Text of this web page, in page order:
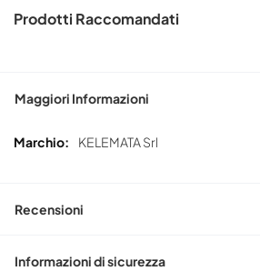
Prodotti Raccomandati
Maggiori Informazioni
Maggiori
KELEMATA Srl
Recensioni
Informazioni di sicurezza